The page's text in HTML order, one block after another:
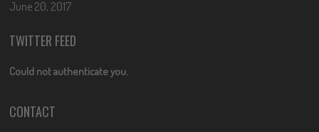
June 20, 2017
TWITTER FEED
Could not authenticate you.
CONTACT